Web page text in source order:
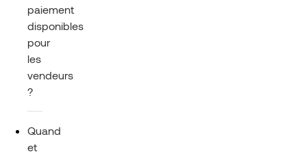
paiement
disponibles
pour
les
vendeurs
?
Quand
et